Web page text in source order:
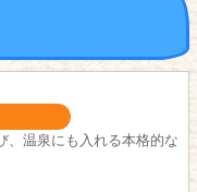
、温泉にも入れる本格的な